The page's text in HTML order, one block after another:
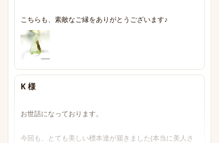
こちらも、素敵なご縁をありがとうございます♪
K 様
お世話になっております。
今回も、とても美しい標本達が届きました(本当に美人さ